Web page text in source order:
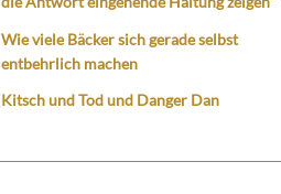
Wie viele Bäcker sich gerade selbst
entbehrlich machen
Kitsch und Tod und Danger Dan